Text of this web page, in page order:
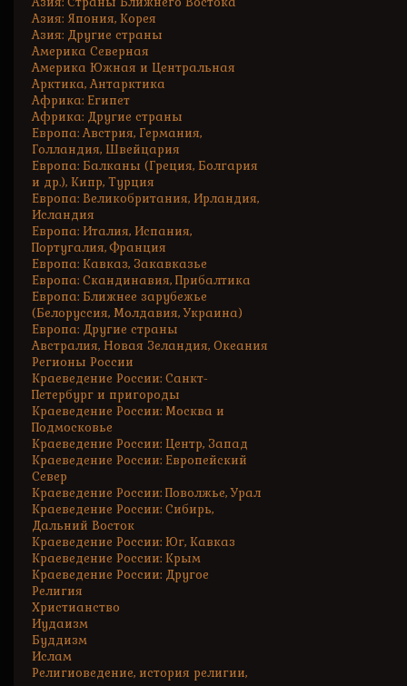
Азия: Япония, Корея
Азия: Другие страны
Америка Северная
Америка Южная и Центральная
Арктика, Антарктика
Африка: Египет
Африка: Другие страны
Европа: Австрия, Германия,
Голландия, Швейцария
Европа: Балканы (Греция, Болгария
и др.), Кипр, Турция
Европа: Великобритания, Ирландия,
Исландия
Европа: Италия, Испания,
Португалия, Франция
Европа: Кавказ, Закавказье
Европа: Скандинавия, Прибалтика
Европа: Ближнее зарубежье
(Белоруссия, Молдавия, Украина)
Европа: Другие страны
Австралия, Новая Зеландия, Океания
Регионы России
Краеведение России: Санкт-
Петербург и пригороды
Краеведение России: Москва и
Подмосковье
Краеведение России: Центр, Запад
Краеведение России: Европейский
Север
Краеведение России: Поволжье, Урал
Краеведение России: Сибирь,
Дальний Восток
Краеведение России: Юг, Кавказ
Краеведение России: Крым
Краеведение России: Другое
Религия
Христианство
Иудаизм
Буддизм
Ислам
Религиоведение, история религии,